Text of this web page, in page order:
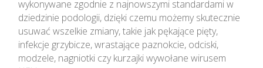
wykonywane zgodnie z najnowszymi standardami w
dziedzinie podologii, dzięki czemu możemy skutecznie
usuwać wszelkie zmiany, takie jak pękające pięty,
infekcje grzybicze, wrastające paznokcie, odciski,
modzele, nagniotki czy kurzajki wywołane wirusem